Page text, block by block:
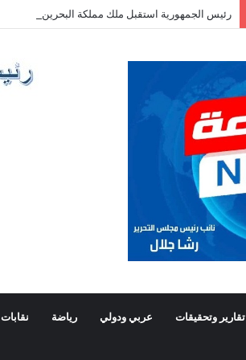
رئيس الجمهورية استقبل ملك مملكة البحرين الشقيقة
تقارير وتحقيقات عربي ودولي رياضة نقابات